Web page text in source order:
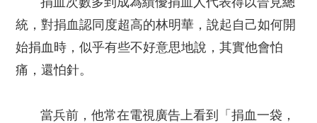
統，對捐血認同度超高的林明華，說起自己如何開
始捐血時，似乎有些不好意思地說，其實他會怕
痛，還怕針。
當兵前，他常在電視廣告上看到「捐血一袋，